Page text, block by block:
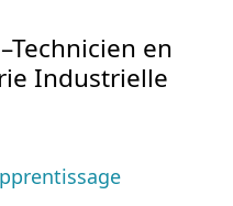
en
Industrielle